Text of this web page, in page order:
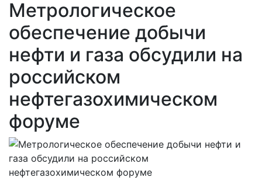
Метрологическое
обеспечение добычи
нефти и газа обсудили на
российском
нефтегазохимическом
форуме